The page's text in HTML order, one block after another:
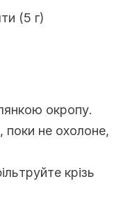
(5 г)
окропу.
не охолоне,
крізь